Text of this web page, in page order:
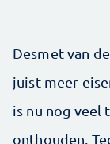
Desmet van
juist meer
is nu nog veel
onthouden.